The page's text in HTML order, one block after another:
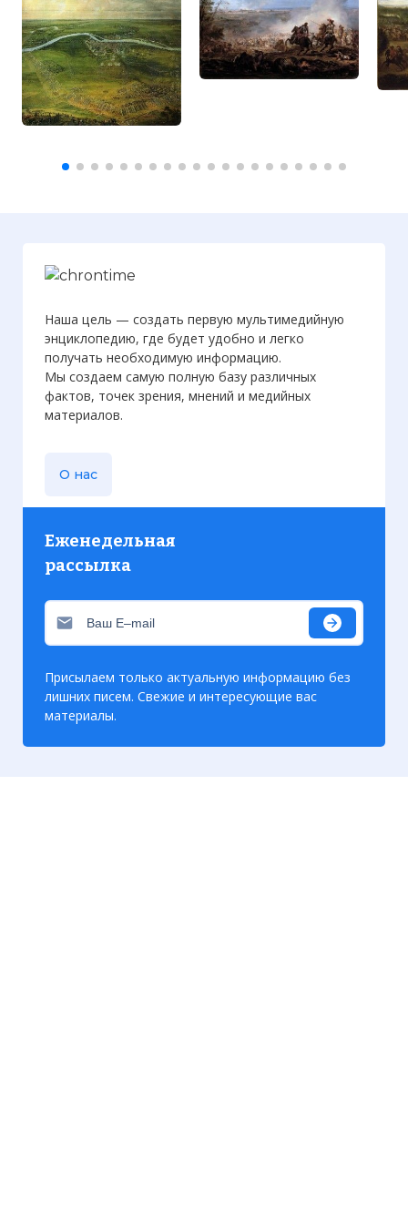
командованием Вильгельма Оранского.
Битва, несмотря на обильное
кровопролитие с обеих сторон,
окончилась неопределенным
результатом.
Фото статьи:
Наша цель — создать первую мультимедийную
энциклопедию, где будет удобно и легко
получать необходимую информацию.
Мы создаем самую полную базу различных
фактов, точек зрения, мнений и медийных
материалов.
О нас
Еженедельная
рассылка
Присылаем только актуальную информацию без
лишних писем. Свежие и интересующие вас
материалы.